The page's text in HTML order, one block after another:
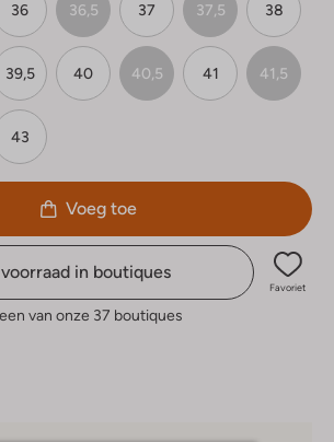
36 36,5 37 37,5 38
39,5 40 40,5 41 41,5
43
Voeg toe
in boutiques
Favoriet
van onze 37 boutiques